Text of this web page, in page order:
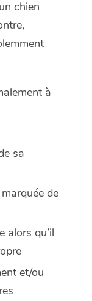
chien
à
sa
de
alors qu’il
et/ou